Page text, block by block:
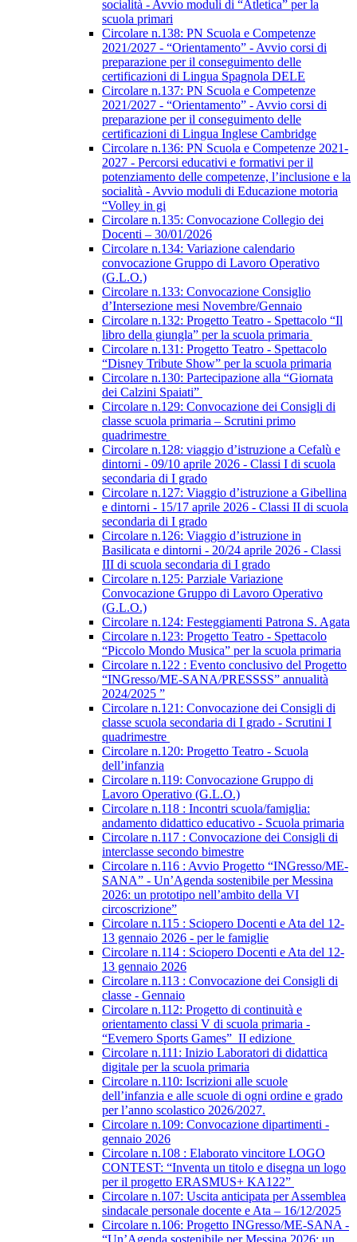
socialità - Avvio moduli di “Atletica” per la
scuola primari
Circolare n.138: PN Scuola e Competenze
2021/2027 - “Orientamento” - Avvio corsi di
preparazione per il conseguimento delle
certificazioni di Lingua Spagnola DELE
Circolare n.137: PN Scuola e Competenze
2021/2027 - “Orientamento” - Avvio corsi di
preparazione per il conseguimento delle
certificazioni di Lingua Inglese Cambridge
Circolare n.136: PN Scuola e Competenze 2021-
2027 - Percorsi educativi e formativi per il
potenziamento delle competenze, l’inclusione e la
socialità - Avvio moduli di Educazione motoria
“Volley in gi
Circolare n.135: Convocazione Collegio dei
Docenti – 30/01/2026
Circolare n.134: Variazione calendario
convocazione Gruppo di Lavoro Operativo
(G.L.O.)
Circolare n.133: Convocazione Consiglio
d’Intersezione mesi Novembre/Gennaio
Circolare n.132: Progetto Teatro - Spettacolo “Il
libro della giungla” per la scuola primaria
Circolare n.131: Progetto Teatro - Spettacolo
“Disney Tribute Show” per la scuola primaria
Circolare n.130: Partecipazione alla “Giornata
dei Calzini Spaiati”
Circolare n.129: Convocazione dei Consigli di
classe scuola primaria – Scrutini primo
quadrimestre
Circolare n.128: viaggio d’istruzione a Cefalù e
dintorni - 09/10 aprile 2026 - Classi I di scuola
secondaria di I grado
Circolare n.127: Viaggio d’istruzione a Gibellina
e dintorni - 15/17 aprile 2026 - Classi II di scuola
secondaria di I grado
Circolare n.126: Viaggio d’istruzione in
Basilicata e dintorni - 20/24 aprile 2026 - Classi
III di scuola secondaria di I grado
Circolare n.125: Parziale Variazione
Convocazione Gruppo di Lavoro Operativo
(G.L.O.)
Circolare n.124: Festeggiamenti Patrona S. Agata
Circolare n.123: Progetto Teatro - Spettacolo
“Piccolo Mondo Musica” per la scuola primaria
Circolare n.122 : Evento conclusivo del Progetto
“INGresso/ME-SANA/PRESSSS” annualità
2024/2025 ”
Circolare n.121: Convocazione dei Consigli di
classe scuola secondaria di I grado - Scrutini I
quadrimestre
Circolare n.120: Progetto Teatro - Scuola
dell’infanzia
Circolare n.119: Convocazione Gruppo di
Lavoro Operativo (G.L.O.)
Circolare n.118 : Incontri scuola/famiglia:
andamento didattico educativo - Scuola primaria
Circolare n.117 : Convocazione dei Consigli di
interclasse secondo bimestre
Circolare n.116 : Avvio Progetto “INGresso/ME-
SANA” - Un’Agenda sostenibile per Messina
2026: un prototipo nell’ambito della VI
circoscrizione”
Circolare n.115 : Sciopero Docenti e Ata del 12-
13 gennaio 2026 - per le famiglie
Circolare n.114 : Sciopero Docenti e Ata del 12-
13 gennaio 2026
Circolare n.113 : Convocazione dei Consigli di
classe - Gennaio
Circolare n.112: Progetto di continuità e
orientamento classi V di scuola primaria -
“Evemero Sports Games” II edizione
Circolare n.111: Inizio Laboratori di didattica
digitale per la scuola primaria
Circolare n.110: Iscrizioni alle scuole
dell’infanzia e alle scuole di ogni ordine e grado
per l’anno scolastico 2026/2027.
Circolare n.109: Convocazione dipartimenti -
gennaio 2026
Circolare n.108 : Elaborato vincitore LOGO
CONTEST: “Inventa un titolo e disegna un logo
per il progetto ERASMUS+ KA122”
Circolare n.107: Uscita anticipata per Assemblea
sindacale personale docente e Ata – 16/12/2025
Circolare n.106: Progetto INGresso/ME-SANA -